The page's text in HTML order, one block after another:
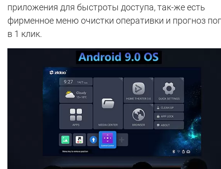
приложения для быстроты доступа, так-же есть
фирменное меню очистки оперативки и прогноз
в 1 клик.